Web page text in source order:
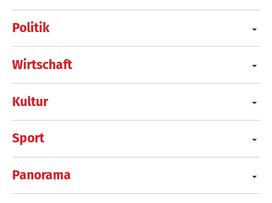
Politik
Wirtschaft
Kultur
Sport
Panorama